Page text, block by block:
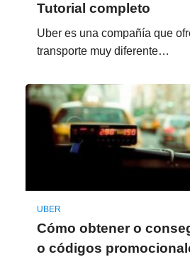
Tutorial completo
Uber es una compañía que
transporte muy diferente…
UBER
Cómo obtener o
o códigos